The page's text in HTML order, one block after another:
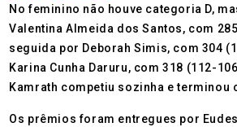
No feminino não houve categoria D,
Valentina Almeida dos Santos, com
seguida por Deborah Simis, com 304
Karina Cunha Daruru, com 318 (112-
Kamrath competiu sozinha e terminou
Os prêmios foram entregues por